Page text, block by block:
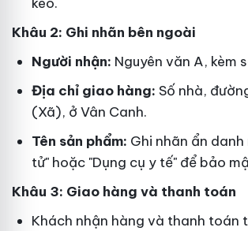
keo.
Khâu 2: Ghi nhãn bên ngoài
Người nhận: Nguyên văn A, kèm
Địa chỉ giao hàng: Số nhà,
(Xã), ở Vân Canh.
Tên sản phẩm: Ghi nhãn ẩn
tử" hoặc "Dụng cụ y tế" để bảo
Khâu 3: Giao hàng và thanh toán
Khách nhận hàng và thanh toán